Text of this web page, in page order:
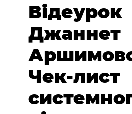
Відеурок
Джаннет
Чек-лист